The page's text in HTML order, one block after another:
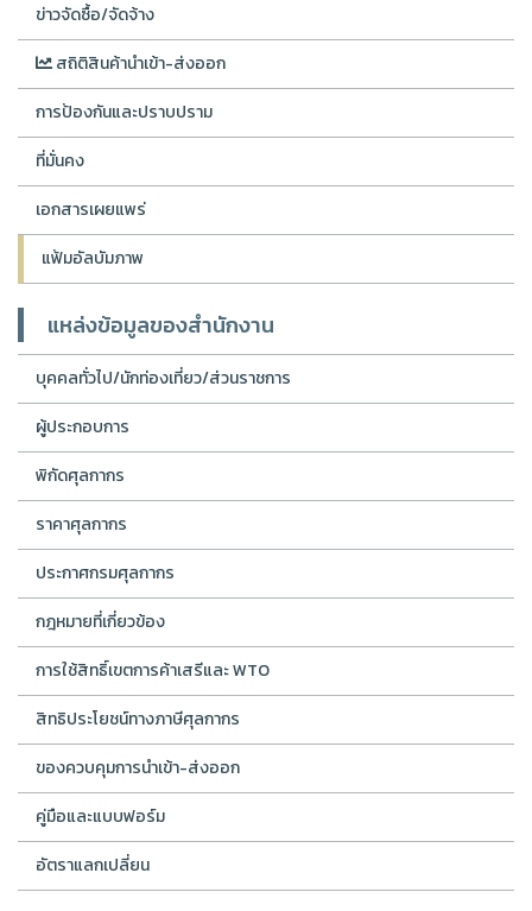
ข่าวจัดซื้อ/จัดจ้าง
สถิติสินค้านำเข้า-ส่งออก
การป้องกันและปราบปราม
ที่มั่นคง
เอกสารเผยแพร่
แฟ้มอัลบัมภาพ
แหล่งข้อมูลของสำนักงาน
บุคคลทั่วไป/นักท่องเที่ยว/ส่วนราชการ
ผู้ประกอบการ
พิกัดศุลกากร
ราคาศุลกากร
ประกาศกรมศุลกากร
กฎหมายที่เกี่ยวข้อง
การใช้สิทธิ์เขตการค้าเสรีและ WTO
สิทธิประโยชน์ทางภาษีศุลกากร
ของควบคุมการนำเข้า-ส่งออก
คู่มือและแบบฟอร์ม
อัตราแลกเปลี่ยน